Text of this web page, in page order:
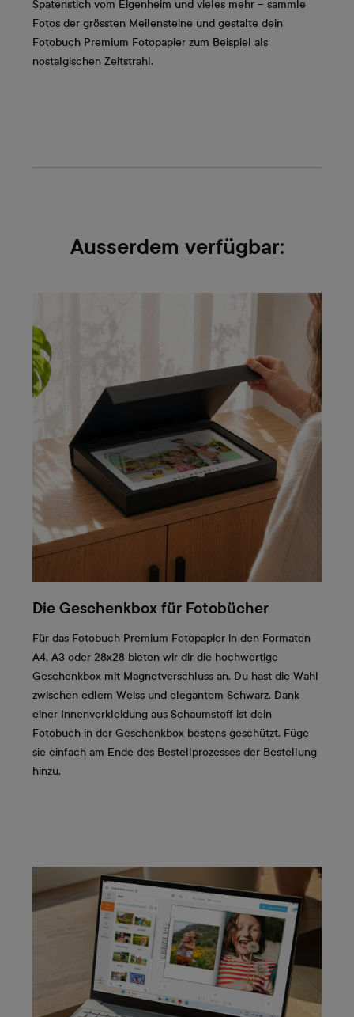
Spatenstich vom Eigenheim und vieles mehr – sammle
Fotos der grössten Meilensteine und gestalte dein
Fotobuch Premium Fotopapier zum Beispiel als
nostalgischen Zeitstrahl.
Ausserdem verfügbar:
Die Geschenkbox für Fotobücher
Für das Fotobuch Premium Fotopapier in den Formaten
A4, A3 oder 28x28 bieten wir dir die hochwertige
Geschenkbox mit Magnetverschluss an. Du hast die Wahl
zwischen edlem Weiss und elegantem Schwarz. Dank
einer Innenverkleidung aus Schaumstoff ist dein
Fotobuch in der Geschenkbox bestens geschützt. Füge
sie einfach am Ende des Bestellprozesses der Bestellung
hinzu.